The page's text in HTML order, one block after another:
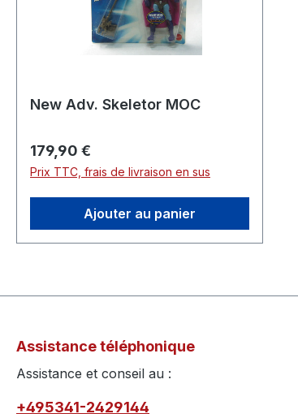
New Adv. Skeletor MOC
Prix régulier :
179,90 €
Prix TTC, frais de livraison en sus
Ajouter au panier
Assistance téléphonique
Assistance et conseil au :
+495341-2429144